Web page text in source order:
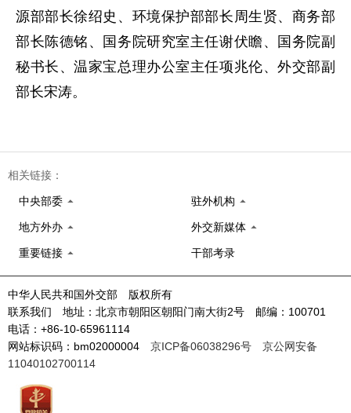
源部部长徐绍史、环境保护部部长周生贤、商务部
部长陈德铭、国务院研究室主任谢伏瞻、国务院副
秘书长、温家宝总理办公室主任项兆伦、外交部副
部长宋涛。
相关链接：
中央部委 驻外机构
地方外办 外交新媒体
重要链接 干部考录
中华人民共和国外交部 版权所有
联系我们 地址：北京市朝阳区朝阳门南大街2号 邮编：100701
电话：+86-10-65961114
网站标识码：bm02000004 京ICP备06038296号
京公网安备
11040102700114